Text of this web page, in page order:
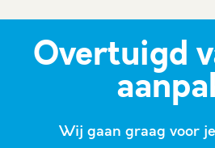
Overtuigd
Wij gaan graag voor